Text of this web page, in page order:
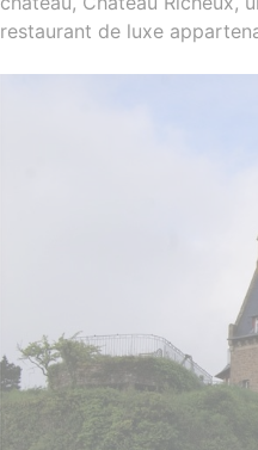
restaurant de luxe